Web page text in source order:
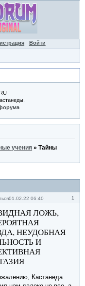
Войти
учения »Тайны
1
01.02.22 06:40
ЛОЖЬ,
НЕУДОБНАЯ
И
Кастанеда